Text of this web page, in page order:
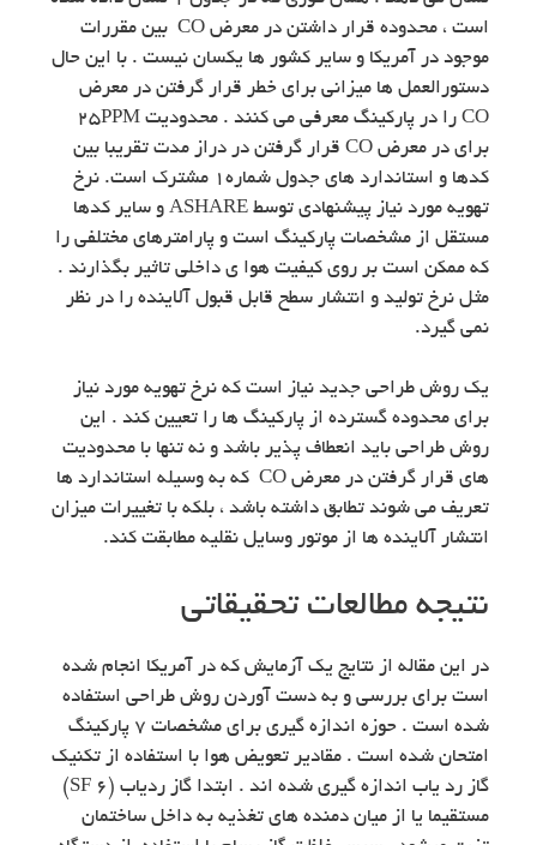
است ، محدوده قرار داشتن در معرض CO بین مقررات
موجود در آمریکا و سایر کشور ها یکسان نیست . با این حال
دستورالعمل ها میزانی برای خطر قرار گرفتن در معرض
CO را در پارکینگ معرفی می کنند . محدودیت ۲۵PPM
برای در معرض CO قرار گرفتن در دراز مدت تقریبا بین
کدها و استاندارد های جدول شماره۱ مشترک است. نرخ
تهویه مورد نیاز پیشنهادی توسط ASHARE و سایر کدها
مستقل از مشخصات پارکینگ است و پارامترهای مختلفی را
که ممکن است بر روی کیفیت هوا ی داخلی تاثیر بگذارند .
مثل نرخ تولید و انتشار سطح قابل قبول آلاینده را در نظر
نمی گیرد.
یک روش طراحی جدید نیاز است که نرخ تهویه مورد نیاز
برای محدوده گسترده از پارکینگ ها را تعیین کند . این
روش طراحی باید انعطاف پذیر باشد و نه تنها با محدودیت
های قرار گرفتن در معرض CO که به وسیله استاندارد ها
تعریف می شوند تطابق داشته باشد ، بلکه با تغییرات میزان
انتشار آلاینده ها از موتور وسایل نقلیه مطابقت کند.
نتیجه مطالعات تحقیقاتی
در این مقاله از نتایج یک آزمایش که در آمریکا انجام شده
است برای بررسی و به دست آوردن روش طراحی استفاده
شده است . حوزه اندازه گیری برای مشخصات ۷ پارکینگ
امتحان شده است . مقادیر تعویض هوا با استفاده از تکنیک
گاز رد یاب اندازه گیری شده اند . ابتدا گاز ردیاب (SF 6)
مستقیما یا از میان دمنده های تغذیه به داخل ساختمان